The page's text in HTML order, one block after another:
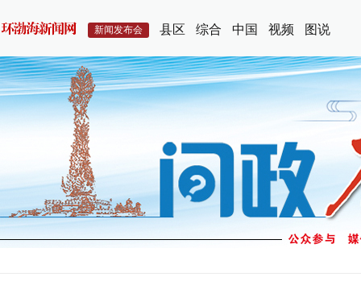
新闻发布会 县区 综合 中国 视频 图说